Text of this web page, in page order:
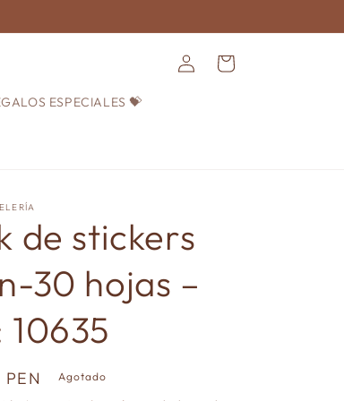
ESPECIALES 💝
Iniciar
sesión
Carrito
de stickers
30 hojas –
10635
Agotado